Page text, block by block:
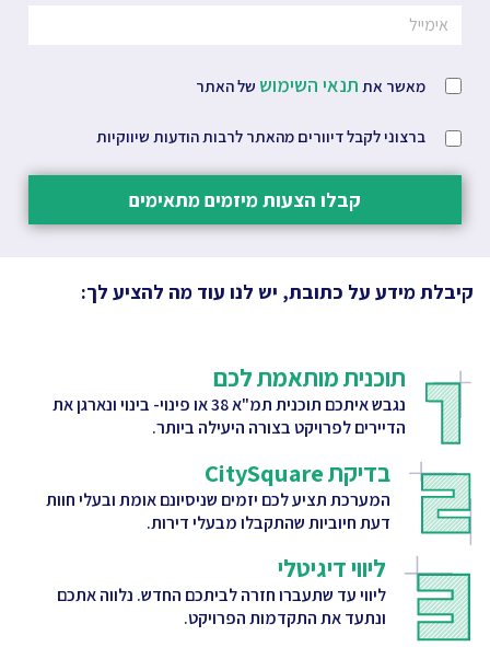
מאשר את תנאי השימוש של האתר
ברצוני לקבל דיוורים מהאתר לרבות הודעות שיווקיות
קבלו הצעות מיזמים מתאימים
קיבלת מידע על כתובת, יש לנו עוד מה להציע לך:
תוכנית מותאמת לכם
נגבש איתכם תוכנית תמ"א 38 או פינוי- בינוי ונארגן את
הדיירים לפרויקט בצורה היעילה ביותר.
בדיקת CitySquare
המערכת תציע לכם יזמים שניסיונם אומת ובעלי חוות
דעת חיוביות שהתקבלו מבעלי דירות.
ליווי דיגיטלי
ליווי עד שתעברו חזרה לביתכם החדש. נלווה אתכם
ונתעד את התקדמות הפרויקט.